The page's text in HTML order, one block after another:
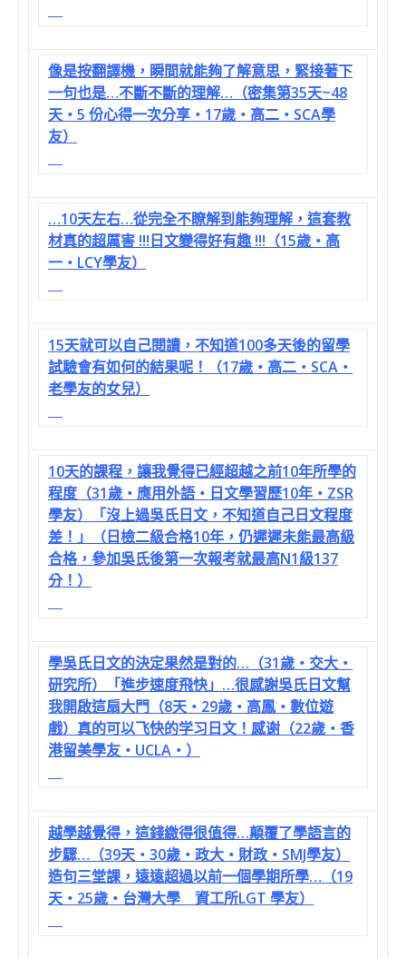
像是按翻譯機，瞬間就能夠了解意思，緊接著下
一句也是…不斷不斷的理解…（密集第35天~48
天‧5 份心得一次分享‧17歲‧高二‧SCA學
友）
…10天左右…從完全不瞭解到能夠理解，這套教
材真的超厲害 !!!日文變得好有趣 !!!（15歲‧高
一‧LCY學友）
15天就可以自己閱讀，不知道100多天後的留學
試驗會有如何的結果呢！（17歲‧高二‧SCA‧
老學友的女兒）
10天的課程，讓我覺得已經超越之前10年所學的
程度（31歲‧應用外語‧日文學習歷10年‧ZSR
學友）「沒上過吳氏日文，不知道自己日文程度
差！」（日檢二級合格10年，仍遲遲未能最高級
合格，參加吳氏後第一次報考就最高N1級137
分！）
學吳氏日文的決定果然是對的…（31歲‧交大‧
研究所）「進步速度飛快」…很感謝吳氏日文幫
我開啟這扇大門（8天‧29歲‧高鳳‧數位遊
戲）真的可以飞快的学习日文！感谢（22歲‧香
港留美學友‧UCLA‧）
越學越覺得，這錢繳得很值得…顛覆了學語言的
步驟…（39天‧30歲‧政大‧財政‧SMJ學友）
造句三堂課，遠遠超過以前一個學期所學…（19
天‧25歲‧台灣大學 資工所LGT 學友）